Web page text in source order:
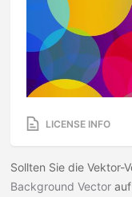
LICENSE INFO
Sollten Sie die Vektor-
Background Vector